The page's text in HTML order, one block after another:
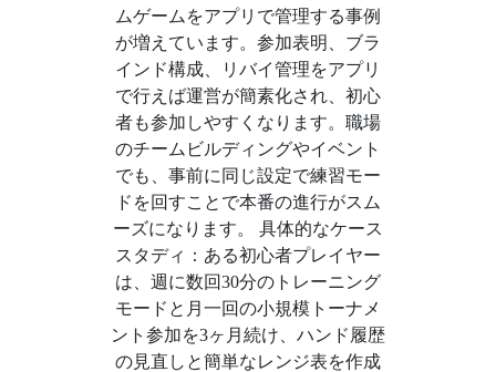
ムゲームをアプリで管理する事例
が増えています。参加表明、ブラ
インド構成、リバイ管理をアプリ
で行えば運営が簡素化され、初心
者も参加しやすくなります。職場
のチームビルディングやイベント
でも、事前に同じ設定で練習モー
ドを回すことで本番の進行がスム
ーズになります。 具体的なケース
スタディ：ある初心者プレイヤー
は、週に数回30分のトレーニング
モードと月一回の小規模トーナメ
ント参加を3ヶ月続け、ハンド履歴
の見直しと簡単なレンジ表を作成